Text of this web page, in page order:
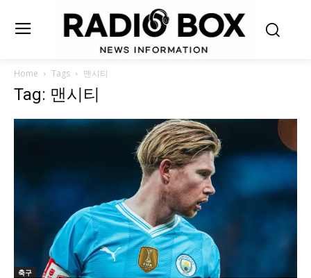
Home Tags 맨시티
Tag: 맨시티
축구